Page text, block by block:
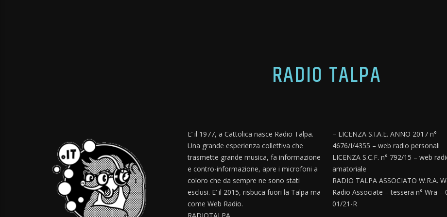
RADIO TALPA
E’ il 1977, a Cattolica nasce Radio Talpa.
Una grande esperienza collettiva che
trasmette grande musica, fa informazione
e contro-informazione, apre i microfoni a
coloro che da sempre ne sono stati
esclusi. E’ il 2015, risbuca fuori la Talpa ma
come Web Radio.
– LICENZA S.I.A.E. ANNO 2017 n°
4676/I/4355 – web radio personali
LICENZA S.C.F. n° 792/15 – web
amatoriale
RADIO TALPA ASSOCIATO W.R.A.
Radio Associate – tessera n° Wra –
01/21-R